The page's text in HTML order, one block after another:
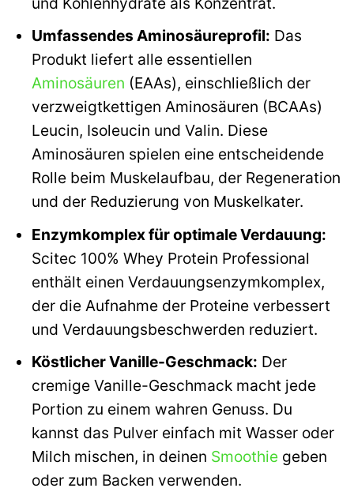
Umfassendes Aminosäureprofil: Das
Produkt liefert alle essentiellen
Aminosäuren (EAAs), einschließlich der
verzweigtkettigen Aminosäuren (BCAAs)
Leucin, Isoleucin und Valin. Diese
Aminosäuren spielen eine entscheidende
Rolle beim Muskelaufbau, der Regeneration
und der Reduzierung von Muskelkater.
Enzymkomplex für optimale Verdauung:
Scitec 100% Whey Protein Professional
enthält einen Verdauungsenzymkomplex,
der die Aufnahme der Proteine verbessert
und Verdauungsbeschwerden reduziert.
Köstlicher Vanille-Geschmack: Der
cremige Vanille-Geschmack macht jede
Portion zu einem wahren Genuss. Du
kannst das Pulver einfach mit Wasser oder
Milch mischen, in deinen Smoothiegeben
oder zum Backen verwenden.